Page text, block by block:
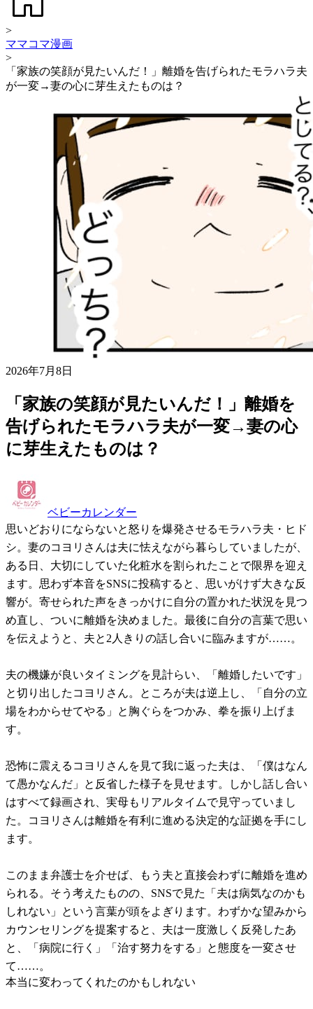
>
ママコマ漫画
>
「家族の笑顔が見たいんだ！」離婚を告げられたモラハラ夫
が一変→妻の心に芽生えたものは？
2026年7月8日
「家族の笑顔が見たいんだ！」離婚を
告げられたモラハラ夫が一変→妻の心
に芽生えたものは？
ベビーカレンダー
思いどおりにならないと怒りを爆発させるモラハラ夫・ヒド
シ。妻のコヨリさんは夫に怯えながら暮らしていましたが、
ある日、大切にしていた化粧水を割られたことで限界を迎え
ます。思わず本音をSNSに投稿すると、思いがけず大きな反
響が。寄せられた声をきっかけに自分の置かれた状況を見つ
め直し、ついに離婚を決めました。最後に自分の言葉で思い
を伝えようと、夫と2人きりの話し合いに臨みますが……。
夫の機嫌が良いタイミングを見計らい、「離婚したいです」
と切り出したコヨリさん。ところが夫は逆上し、「自分の立
場をわからせてやる」と胸ぐらをつかみ、拳を振り上げま
す。
恐怖に震えるコヨリさんを見て我に返った夫は、「僕はなん
て愚かなんだ」と反省した様子を見せます。しかし話し合い
はすべて録画され、実母もリアルタイムで見守っていまし
た。コヨリさんは離婚を有利に進める決定的な証拠を手にし
ます。
このまま弁護士を介せば、もう夫と直接会わずに離婚を進め
られる。そう考えたものの、SNSで見た「夫は病気なのかも
しれない」という言葉が頭をよぎります。わずかな望みから
カウンセリングを提案すると、夫は一度激しく反発したあ
と、「病院に行く」「治す努力をする」と態度を一変させ
て……。
本当に変わってくれたのかもしれない